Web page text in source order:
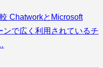
ChatworkとMicrosoft
ンで広く利用されているチ